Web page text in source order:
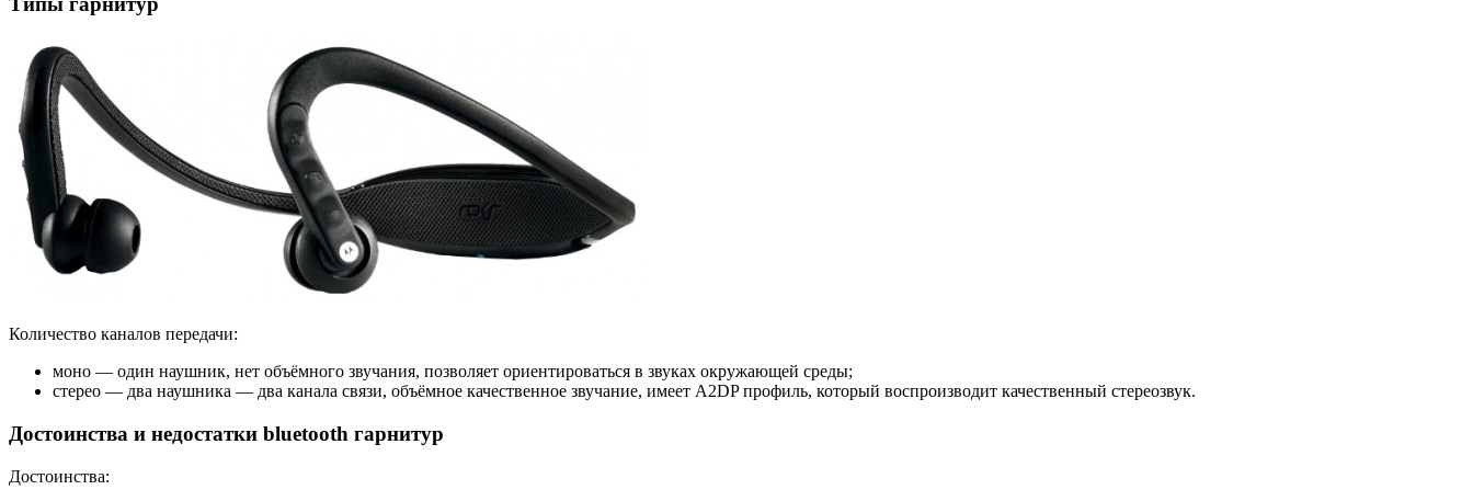
Количество каналов передачи:
моно — один наушник, нет объёмного звучания, позволяет ориентироваться в звуках окружающей среды;
стерео — два наушника — два канала связи, объёмное качественное звучание, имеет A2DP профиль, который воспроизводит качественный стереозвук.
Достоинства и недостатки bluetooth гарнитур
Достоинства: